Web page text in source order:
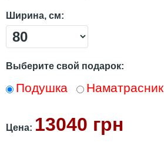
Ширина, см:
Выберите свой подарок:
Подушка Наматрасник
Цена: 13040 грн